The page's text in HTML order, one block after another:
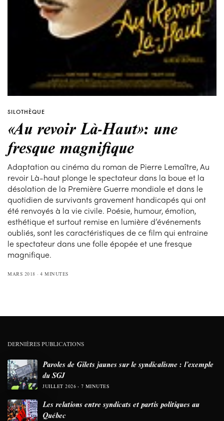
SILOTHÈQUE
«Au revoir Là-Haut»: une
fresque magnifique
Adaptation au cinéma du roman de Pierre Lemaître, Au
revoir Là-haut plonge le spectateur dans la boue et la
désolation de la Première Guerre mondiale et dans le
quotidien de survivants gravement handicapés qui ont
été renvoyés à la vie civile. Poésie, humour, émotion,
esthétique et surtout remise en lumière d’événements
oubliés, sont les caractéristiques de ce film qui entraine
le spectateur dans une folle épopée et une fresque
magnifique.
MARS 2018 4 MINUTES
DERNIÈRES PUBLICATIONS
Paroles de Gilets jaunes sur le syndicalisme : l’exemple
du SGJ
JUILLET 2026 7 MINUTES
Les relations entre syndicats et partis politiques au
Québec